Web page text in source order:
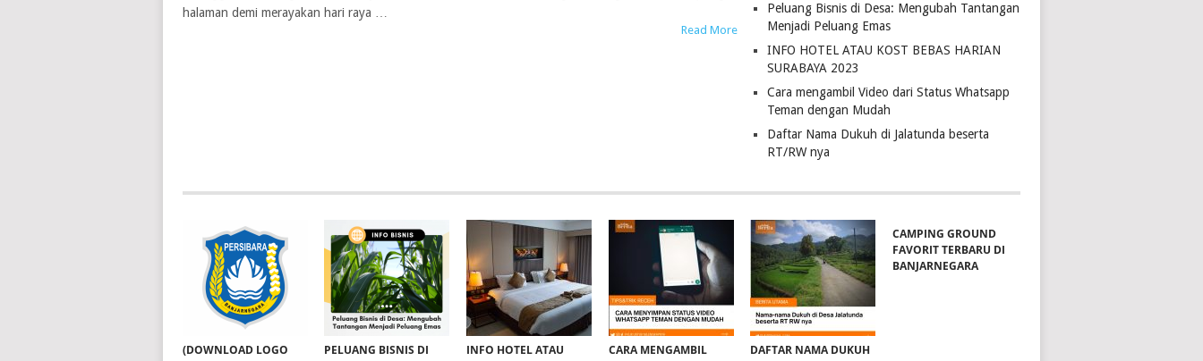
halaman demi merayakan hari raya …
Read More
Peluang Bisnis di Desa: Mengubah Tantangan
Menjadi Peluang Emas
INFO HOTEL ATAU KOST BEBAS HARIAN
SURABAYA 2023
Cara mengambil Video dari Status Whatsapp
Teman dengan Mudah
Daftar Nama Dukuh di Jalatunda beserta
RT/RW nya
(DOWNLOAD LOGO
PELUANG BISNIS DI
INFO HOTEL ATAU
CARA MENGAMBIL
DAFTAR NAMA DUKUH
CAMPING GROUND
FAVORIT TERBARU DI
BANJARNEGARA